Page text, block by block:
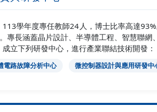
113學年度專任教師24人，博士比率高達
專長涵蓋晶片設計、半導體工程、智慧聯網
成立下列研發中心，進行產業聯結技術開發：
電路故障分析中心 微控制器設計與應用研發中